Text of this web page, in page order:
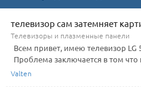
телевизор сам затемняет
Телевизоры и плазменные панели
Всем привет, имею телевизор LG
Проблема заключается в том что
Valten